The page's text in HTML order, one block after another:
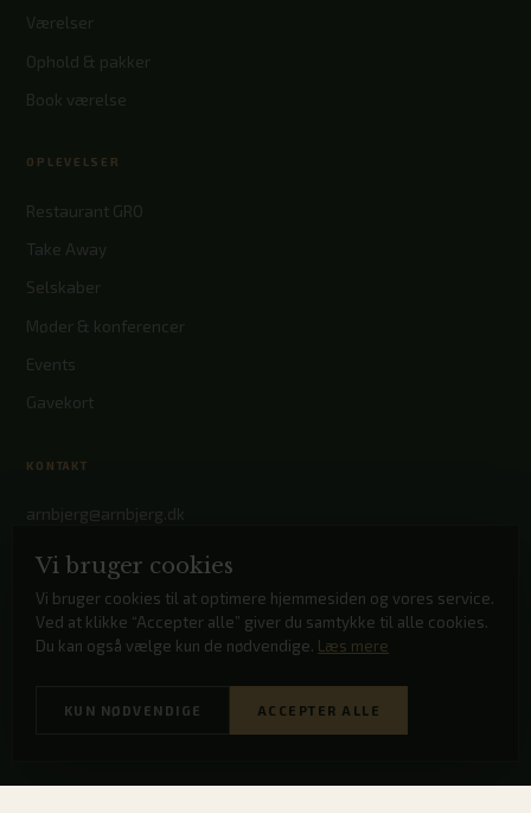
Værelser
Ophold & pakker
Book værelse
OPLEVELSER
Restaurant GRO
Take Away
Selskaber
Møder & konferencer
Events
Gavekort
KONTAKT
arnbjerg@arnbjerg.dk
+45 75 21 11 00
Arnbjergallé 2, 6800 Varde
Facebook
Vi bruger cookies
Vi bruger cookies til at optimere hjemmesiden og vores service.
Ved at klikke “Accepter alle” giver du samtykke til alle cookies.
Du kan også vælge kun de nødvendige. Læs mere
KUN NØDVENDIGE ACCEPTER ALLE